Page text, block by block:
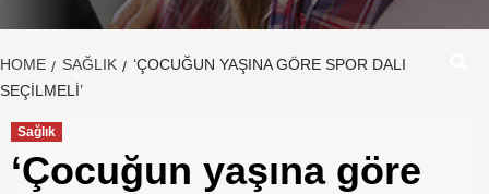
HOME SAĞLIK
‘ÇOCUĞUN YAŞINA GÖRE SPOR DALI
SEÇILMELI’
Sağlık
‘Çocuğun yaşına göre